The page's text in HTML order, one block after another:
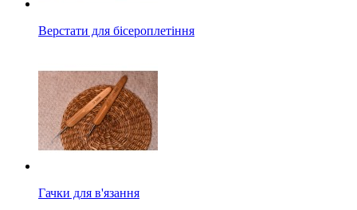
Верстати для бісероплетіння
Гачки для в'язання